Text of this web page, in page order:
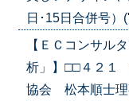
日･15日合併号）
【ＥＣコンサル
析」】□□４２１
協会 松本順士